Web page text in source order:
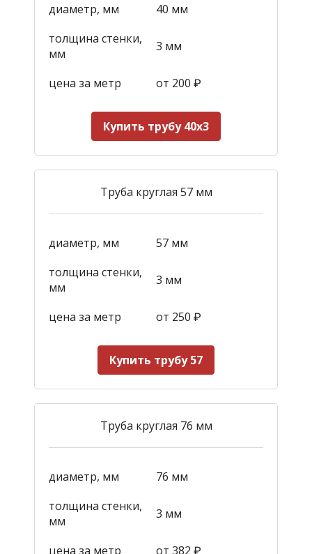
диаметр, мм
40 мм
толщина стенки,
мм
3 мм
цена за метр от 200 ₽
Купить трубу 40х3
Труба круглая 57 мм
диаметр, мм
57 мм
толщина стенки,
мм
3 мм
цена за метр от 250 ₽
Купить трубу 57
Труба круглая 76 мм
диаметр, мм
76 мм
толщина стенки,
мм
3 мм
цена за метр от 382 ₽